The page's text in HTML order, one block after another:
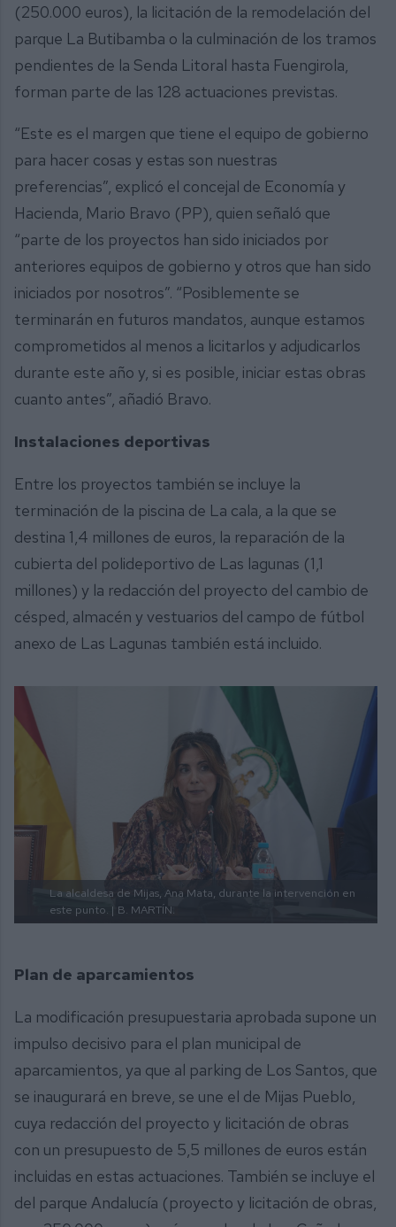
(250.000 euros), la licitación de la remodelación del
parque La Butibamba o la culminación de los tramos
pendientes de la Senda Litoral hasta Fuengirola,
forman parte de las 128 actuaciones previstas.
“Este es el margen que tiene el equipo de gobierno
para hacer cosas y estas son nuestras
preferencias”, explicó el concejal de Economía y
Hacienda, Mario Bravo (PP), quien señaló que
“parte de los proyectos han sido iniciados por
anteriores equipos de gobierno y otros que han sido
iniciados por nosotros”. “Posiblemente se
terminarán en futuros mandatos, aunque estamos
comprometidos al menos a licitarlos y adjudicarlos
durante este año y, si es posible, iniciar estas obras
cuanto antes”, añadió Bravo.
Instalaciones deportivas
Entre los proyectos también se incluye la
terminación de la piscina de La cala, a la que se
destina 1,4 millones de euros, la reparación de la
cubierta del polideportivo de Las lagunas (1,1
millones) y la redacción del proyecto del cambio de
césped, almacén y vestuarios del campo de fútbol
anexo de Las Lagunas también está incluido.
La alcaldesa de Mijas, Ana Mata, durante la intervención en
este punto. | B. MARTÍN.
Plan de aparcamientos
La modificación presupuestaria aprobada supone un
impulso decisivo para el plan municipal de
aparcamientos, ya que al parking de Los Santos, que
se inaugurará en breve, se une el de Mijas Pueblo,
cuya redacción del proyecto y licitación de obras
con un presupuesto de 5,5 millones de euros están
incluidas en estas actuaciones. También se incluye el
del parque Andalucía (proyecto y licitación de obras,